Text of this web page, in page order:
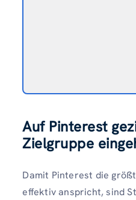
Auf Pinterest
Zielgruppe
Damit Pinterest die
effektiv anspricht, sind